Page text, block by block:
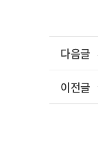
다음글
이전글